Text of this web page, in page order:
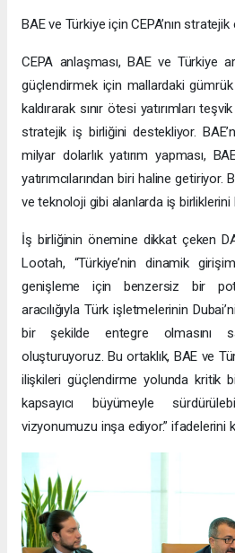
BAE ve Türkiye için CEPA’nın
CEPA anlaşması, BAE ve Türkiye
güçlendirmek için mallardaki
kaldırarak sınır ötesi yatırımları
stratejik iş birliğini destekliyor.
milyar dolarlık yatırım yapması,
yatırımcılarından biri haline
ve teknoloji gibi alanlarda iş birliklerini
İş birliğinin önemine dikkat çeken
Lootah, “Türkiye’nin dinamik
genişleme için benzersiz bir
aracılığıyla Türk işletmelerinin
bir şekilde entegre olmasını
oluşturuyoruz. Bu ortaklık, BAE ve
ilişkileri güçlendirme yolunda kritik
kapsayıcı büyümeyle
vizyonumuzu inşa ediyor.” ifadelerini